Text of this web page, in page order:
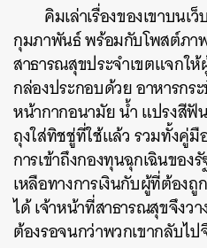
คิมเล่าเรื่องของเขาบนเ
กุมภาพันธ์ พร้อมกับโพสต์ภา
สาธารณสุขประจำเขตแจกใ
กล่องประกอบด้วย อาหารกร
หน้ากากอนามัย น้ำ แปรงสีฟั
ถุงใส่ทิชชู่ที่ใช้แล้ว รวมทั้งคู่
การเข้าถึงกองทุนฉุกเฉินของ
เหลือทางการเงินกับผู้ที่ต้องถู
ได้ เจ้าหน้าที่สาธารณสุขจึงว
ต้องรอจนกว่าพวกเขากลับไ